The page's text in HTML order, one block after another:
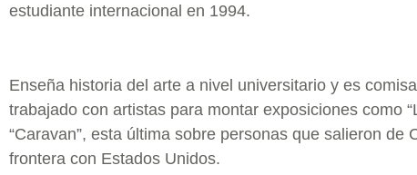
estudiante internacional en 1994.
Enseña historia del arte a nivel universitario y es
trabajado con artistas para montar exposiciones como
“Caravan”, esta última sobre personas que salieron de
frontera con Estados Unidos.